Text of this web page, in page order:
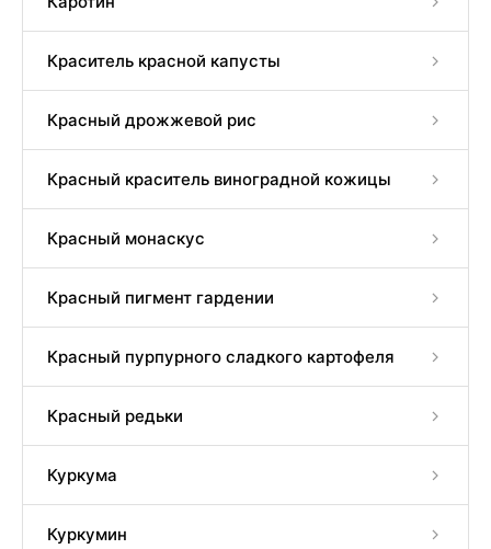
Краситель красной капусты
Красный дрожжевой рис
Красный краситель виноградной кожицы
Красный монаскус
Красный пигмент гардении
Красный пурпурного сладкого картофеля
Красный редьки
Куркума
Куркумин